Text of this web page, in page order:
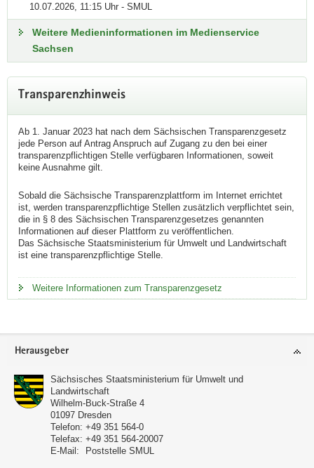
10.07.2026, 11:15 Uhr - SMUL
Weitere Medieninformationen im Medienservice
Sachsen
Transparenzhinweis
Ab 1. Januar 2023 hat nach dem Sächsischen Transparenzgesetz
jede Person auf Antrag Anspruch auf Zugang zu den bei einer
transparenzpflichtigen Stelle verfügbaren Informationen, soweit
keine Ausnahme gilt.
Sobald die Sächsische Transparenzplattform im Internet errichtet
ist, werden transparenzpflichtige Stellen zusätzlich verpflichtet sein,
die in § 8 des Sächsischen Transparenzgesetzes genannten
Informationen auf dieser Plattform zu veröffentlichen.
Das Sächsische Staatsministerium für Umwelt und Landwirtschaft
ist eine transparenzpflichtige Stelle.
Weitere Informationen zum Transparenzgesetz
Footer-
Herausgeber
Sächsisches Staatsministerium für Umwelt und
Landwirtschaft
Wilhelm-Buck-Straße 4
01097 Dresden
Telefon: +49 351 564-0
Telefax: +49 351 564-20007
E-Mail:
Poststelle SMUL